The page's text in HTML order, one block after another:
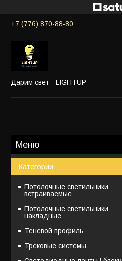
+7 (776) 870-88-80
Дарим свет - LIGHTUP
Категории
Потолочные светильники
встраиваемые
Потолочные светильники
накладные
Теневой профиль
Трековые системы